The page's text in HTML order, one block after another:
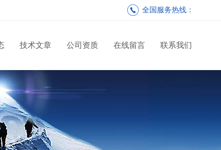
全国服务热线：
技术文章 公司资质 在线留言 联系我们